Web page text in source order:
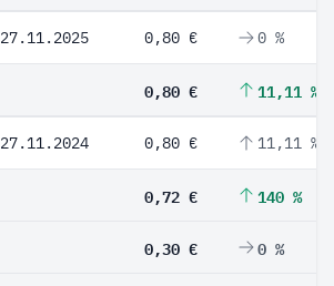
27.11.2025 0,80 € 0 %
0,80 € 11,11 %
27.11.2024 0,80 € 11,11 %
0,72 € 140 %
0,30 € 0 %